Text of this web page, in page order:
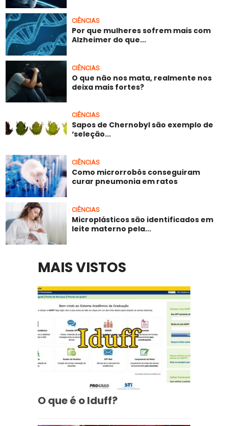
CIÊNCIAS
Por que mulheres sofrem mais com
Alzheimer do que...
CIÊNCIAS
O que não nos mata, realmente nos
deixa mais fortes?
CIÊNCIAS
Sapos de Chernobyl são exemplo de
‘seleção...
CIÊNCIAS
Como microrrobôs conseguiram
curar pneumonia em ratos
CIÊNCIAS
Microplásticos são identificados em
leite materno pela...
MAIS VISTOS
O que é o Iduff?